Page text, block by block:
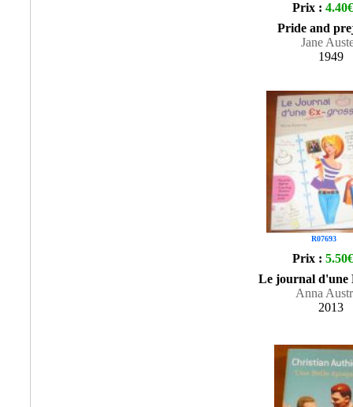
Prix : 4.40€
Pride and
Jane
1949
R07693
Prix : 5.50€
Le journal d'une
Anna
2013